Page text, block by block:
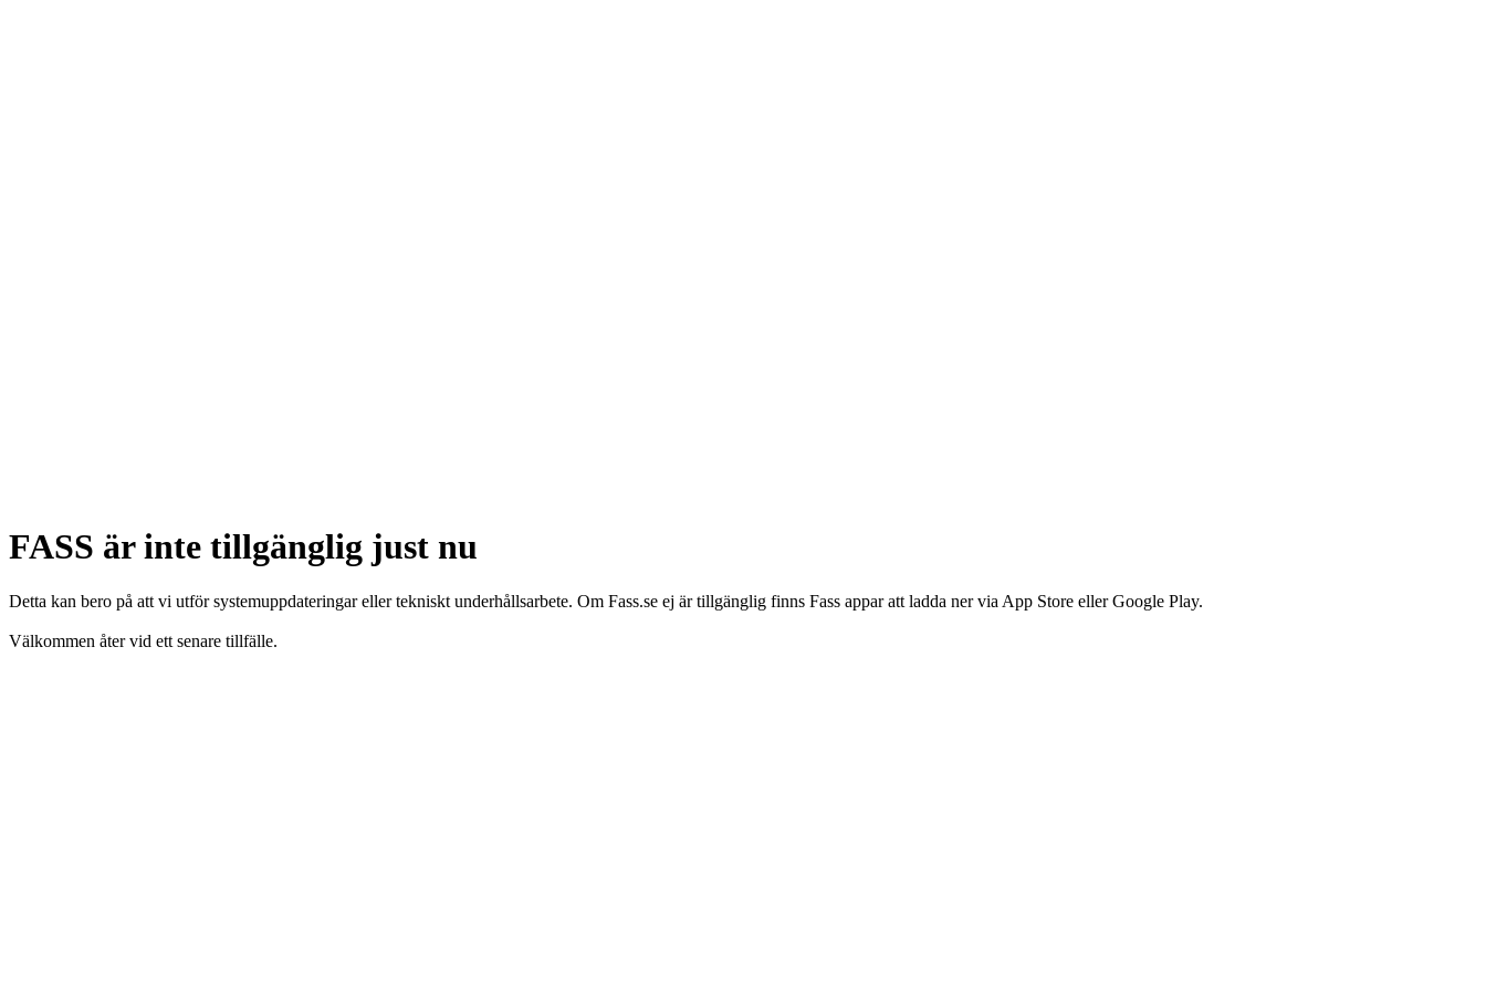
FASS är inte tillgänglig just nu
Detta kan bero på att vi utför systemuppdateringar eller tekniskt underhållsarbete. Om Fass.se ej är tillgänglig finns Fass appar att ladda ner via App Store eller Google Play.
Välkommen åter vid ett senare tillfälle.